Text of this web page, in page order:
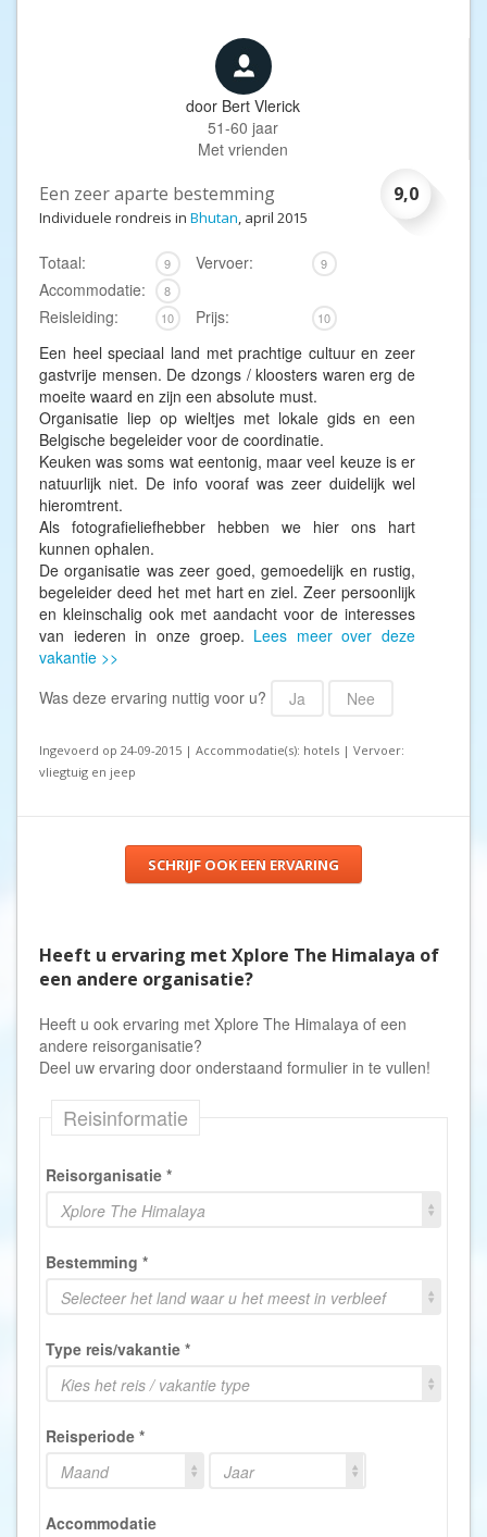
door Bert Vlerick
51-60 jaar
Met vrienden
9,0
Een zeer aparte bestemming
Individuele rondreis in Bhutan, april 2015
Totaal: 9 Vervoer: 9
Accommodatie: 8
Reisleiding: 10 Prijs: 10
Een heel speciaal land met prachtige cultuur en zeer
gastvrije mensen. De dzongs / kloosters waren erg de
moeite waard en zijn een absolute must.
Organisatie liep op wieltjes met lokale gids en een
Belgische begeleider voor de coordinatie.
Keuken was soms wat eentonig, maar veel keuze is er
natuurlijk niet. De info vooraf was zeer duidelijk wel
hieromtrent.
Als fotografieliefhebber hebben we hier ons hart
kunnen ophalen.
De organisatie was zeer goed, gemoedelijk en rustig,
begeleider deed het met hart en ziel. Zeer persoonlijk
en kleinschalig ook met aandacht voor de interesses
van iederen in onze groep. Lees meer over deze
vakantie >>
Was deze ervaring nuttig voor u?
Ja Nee
Ingevoerd op 24-09-2015 | Accommodatie(s): hotels | Vervoer:
vliegtuig en jeep
SCHRIJF OOK EEN ERVARING
Heeft u ervaring met Xplore The Himalaya of
een andere organisatie?
Heeft u ook ervaring met Xplore The Himalaya of een
andere reisorganisatie?
Deel uw ervaring door onderstaand formulier in te vullen!
Reisinformatie
Reisorganisatie *
Xplore The Himalaya
Bestemming *
Selecteer het land waar u het meest in verbleef
Type reis/vakantie *
Kies het reis / vakantie type
Reisperiode *
Maand
Jaar
Accommodatie